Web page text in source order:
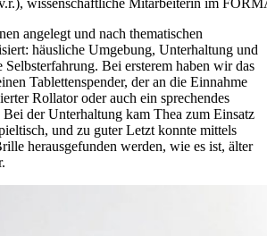
angelegt und nach thematischen
häusliche Umgebung, Unterhaltung und
Bei ersterem haben wir das
Tablettenspender, der an die Einnahme
Rollator oder auch ein sprechendes
der Unterhaltung kam Thea zum Einsatz
und zu guter Letzt konnte mittels
herausgefunden werden, wie es ist, älter